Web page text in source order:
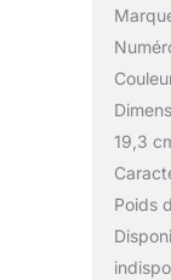
19,3
Poids